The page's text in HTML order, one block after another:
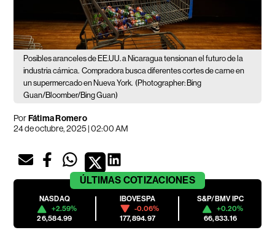
Posibles aranceles de EE.UU. a Nicaragua tensionan el futuro de la
industria cárnica. Compradora busca diferentes cortes de carne en
un supermercado en Nueva York. (Photographer: Bing
Guan/Bloomber/Bing Guan)
PorFátima Romero
24 de octubre, 2025 | 02:00 AM
ÚLTIMAS COTIZACIONES
NASDAQ
+2.59%
26,584.99
IBOVESPA
-0.06%
177,894.97
S&P/BMV IPC
+0.20%
66,833.16